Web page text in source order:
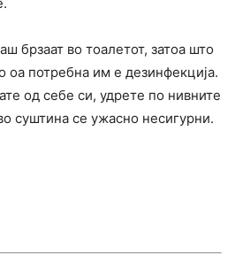
брзаат во тоалетот, затоа што
оа потребна им е дезинфекција.
од себе си, удрете по нивните
суштина се ужасно несигурни.